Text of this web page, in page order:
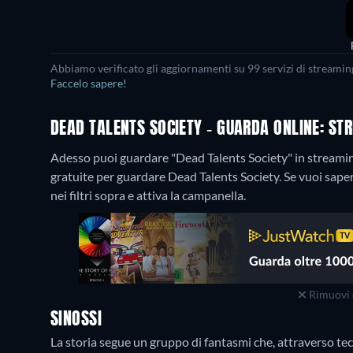
Abbiamo verificato gli aggiornamenti su 99 servizi di
Faccelo sapere!
DEAD TALENTS SOCIETY - GUARDA ONLINE:
Adesso puoi guardare "Dead Talents Society" in
gratuite per guardare Dead Talents Society. Se vuoi
nei filtri sopra e attiva la campanella.
Rimuovi
SINOSSI
La storia segue un gruppo di fantasmi che, attraverso